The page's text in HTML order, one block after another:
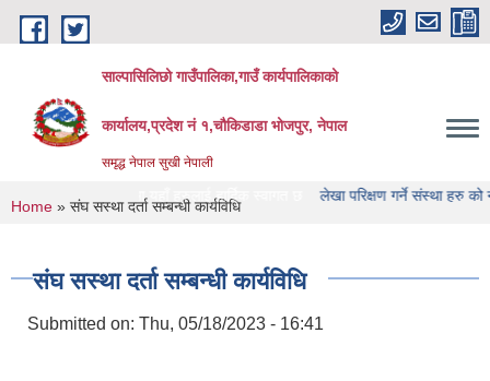
Skip to main content
साल्पासिलिछो गाउँपालिका,गाउँ कार्यपालिकाको
कार्यालय,प्रदेश नं १,चौकिडाडा भोजपुर, नेपाल
समृद्ध नेपाल सुखी नेपाली
को वेभसाइट मा यहाँ हरुलाई हार्दिक स्वागत छ लेखा परिक्षण गर्ने संस्था हरु को नामावाली
You are here
Home » संघ सस्था दर्ता सम्बन्धी कार्यविधि
संघ सस्था दर्ता सम्बन्धी कार्यविधि
Submitted on: Thu, 05/18/2023 - 16:41